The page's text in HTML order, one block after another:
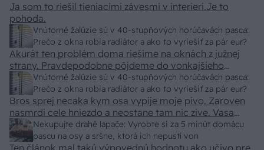
Vnútorné žalúzie sú v 40-stupňových horúčavách pasca:
Prečo z okna robia radiátor a ako to vyriešiť za pár eur?
Ja som to riešil tieniacimi závesmi v interieri.Je to
pohoda.
Vnútorné žalúzie sú v 40-stupňových horúčavách pasca:
Prečo z okna robia radiátor a ako to vyriešiť za pár eur?
Akurát ten problém doma riešime na oknách z južnej
strany. Pravdepodobne pôjdeme do vonkajšieho
tienenia na spôsob markízy 250x150cm. Čínsky
predajcovia idú okolo 100 eur kus.
Nekupujte drahé lapače: Vyrobte si za 5 minút domácu
pascu na osy a sršne, ktorá ich nepustí von
Bros sprej necaka kym osa vypije moje pivo. Zaroven
nasmrdi cele hniezdo a neostane tam nic zive. Vasa
pasca naucinke moc efektivne. Skor pritiahne slimaky